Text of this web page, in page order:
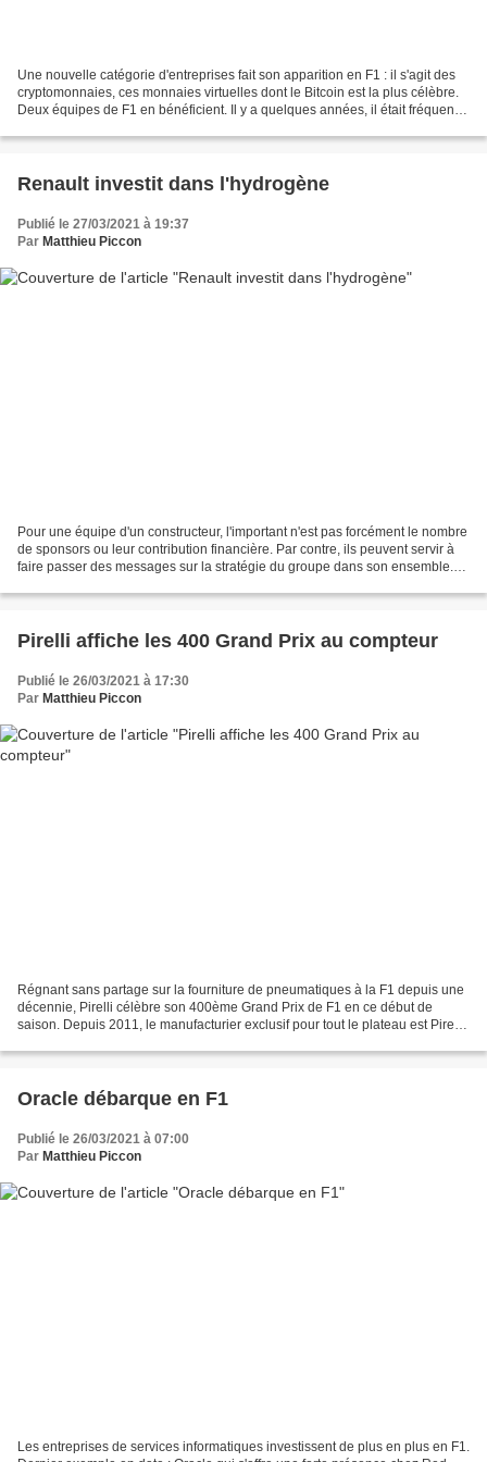
Une nouvelle catégorie d'entreprises fait son apparition en F1 : il s'agit des
cryptomonnaies, ces monnaies virtuelles dont le Bitcoin est la plus célèbre.
Deux équipes de F1 en bénéficient. Il y a quelques années, il était fréquent
Renault investit dans l'hydrogène
Publié le 27/03/2021 à 19:37
Par Matthieu Piccon
Pour une équipe d'un constructeur, l'important n'est pas forcément le nombre
de sponsors ou leur contribution financière. Par contre, ils peuvent servir à
faire passer des messages sur la stratégie du groupe dans son ensemble.
Pirelli affiche les 400 Grand Prix au compteur
Publié le 26/03/2021 à 17:30
Par Matthieu Piccon
Régnant sans partage sur la fourniture de pneumatiques à la F1 depuis une
décennie, Pirelli célèbre son 400ème Grand Prix de F1 en ce début de
saison. Depuis 2011, le manufacturier exclusif pour tout le plateau est Pirelli
Oracle débarque en F1
Publié le 26/03/2021 à 07:00
Par Matthieu Piccon
Les entreprises de services informatiques investissent de plus en plus en F1.